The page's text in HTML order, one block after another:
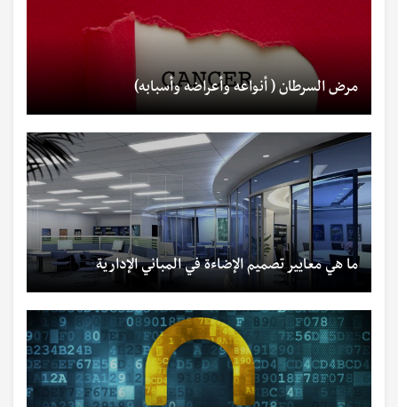
مرض السرطان ( أنواعه وأعراضه وأسبابه)
ما هي معايير تصميم الإضاءة في المباني الإدارية